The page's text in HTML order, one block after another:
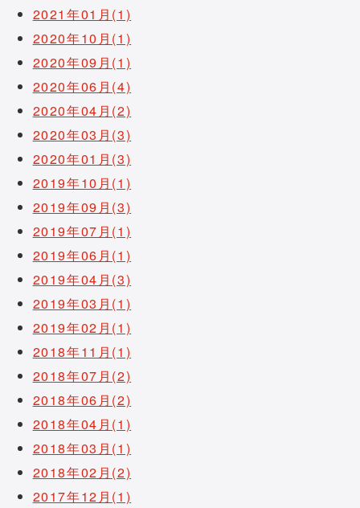
2021年01月(1)
2020年10月(1)
2020年09月(1)
2020年06月(4)
2020年04月(2)
2020年03月(3)
2020年01月(3)
2019年10月(1)
2019年09月(3)
2019年07月(1)
2019年06月(1)
2019年04月(3)
2019年03月(1)
2019年02月(1)
2018年11月(1)
2018年07月(2)
2018年06月(2)
2018年04月(1)
2018年03月(1)
2018年02月(2)
2017年12月(1)